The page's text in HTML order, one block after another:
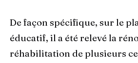
De façon spécifique, sur le
éducatif, il a été relevé la
réhabilitation de plusieurs